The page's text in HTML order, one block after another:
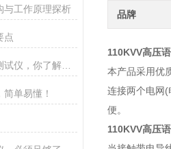
与工作原理探析
点
对于多倍频感应耐压测试仪，你了解吗？
单易懂！
品牌
110KVV高压
本产品采用优
连接两个电网
便。
110KVV高压